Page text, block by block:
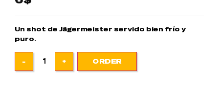
Un shot de Jägermeister servido bien frío y
puro.
ORDER